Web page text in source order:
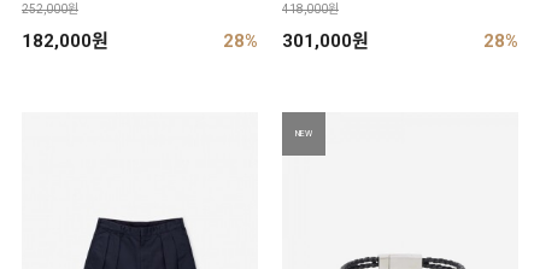
252,000원
182,000원 28%
418,000원
301,000원 28%
NEW